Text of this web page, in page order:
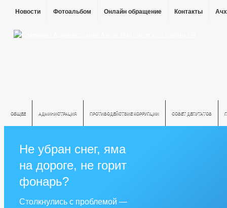
Новости Фотоальбом Онлайн обращение Контакты
ОБЩЕЕ АДМИНИСТРАЦИЯ ПРОТИВОДЕЙСТВИЕ КОРРУПЦИИ СОВЕТ ДЕПУТАТОВ
Не убран снег, яма
на дороге, не горит
фонарь?
Столкнулись с проблемой —